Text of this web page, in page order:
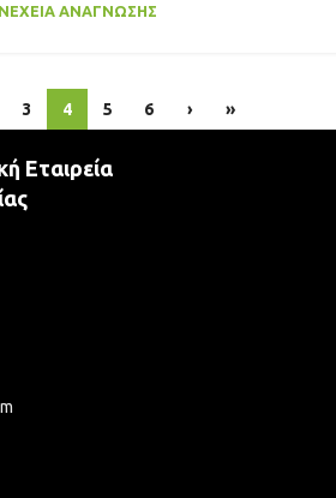
ΑΝΆΓΝΩΣΗΣ
3 4 5 6 › »
Εταιρεία